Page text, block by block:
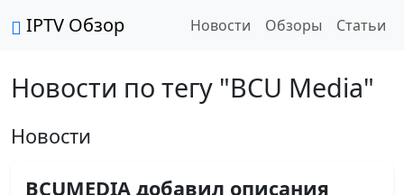
IPTV Обзор Новости Обзоры Статьи
Новости по тегу "BCU Media"
Новости
BCUMEDIA добавил описания